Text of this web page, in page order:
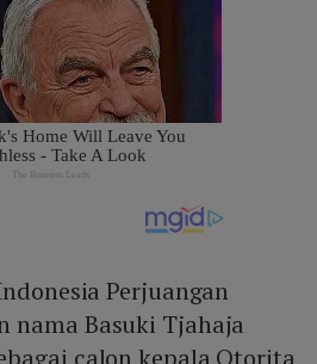
Perjuangan
nama Basuki Tjahaja